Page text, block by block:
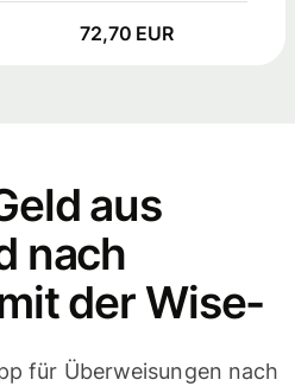
72,70 EUR
aus
nach
der Wise-
für Überweisungen nach